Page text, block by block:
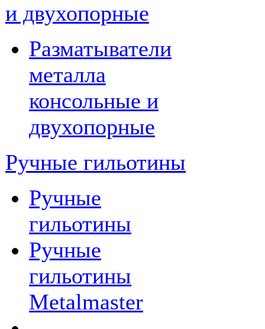
и двухопорные
Разматыватели
металла
консольные и
двухопорные
Ручные гильотины
Ручные
гильотины
Ручные
гильотины
Metalmaster